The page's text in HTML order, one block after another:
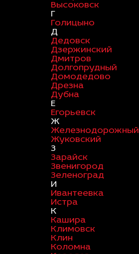
Высоковск
Г
Голицыно
Д
Дедовск
Дзержинский
Дмитров
Долгопрудный
Домодедово
Дрезна
Дубна
Е
Егорьевск
Ж
Железнодорожный
Жуковский
З
Зарайск
Звенигород
Зеленоград
И
Ивантеевка
Истра
К
Кашира
Климовск
Клин
Коломна